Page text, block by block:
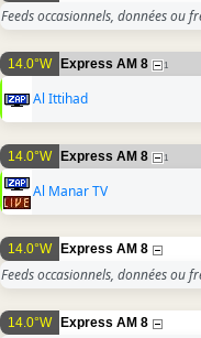
Feeds occasionnels, données ou
14.0°W Express AM 8 1
Al Ittihad
14.0°W Express AM 8 1
Al Manar TV
14.0°W Express AM 8
Feeds occasionnels, données ou
14.0°W Express AM 8